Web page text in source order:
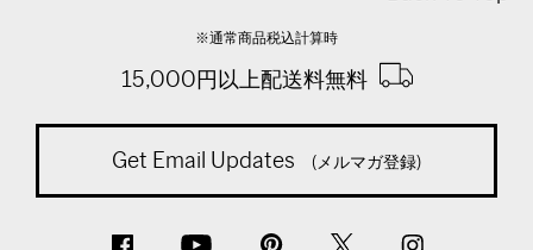
※通常商品税込計算時
15,000円以上配送料無料
Get Email Updates (メルマガ登録)